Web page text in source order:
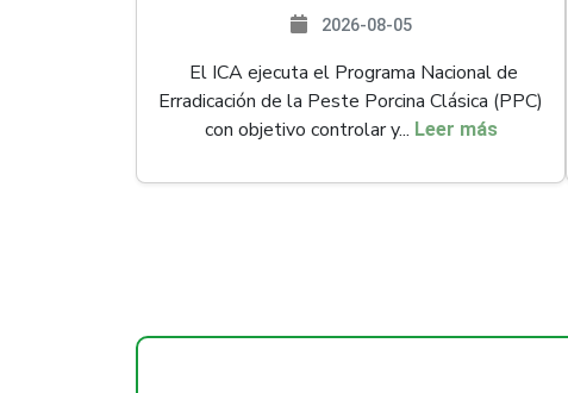
2026-08-05
El ICA ejecuta el Programa Nacional de
Erradicación de la Peste Porcina Clásica (PPC)
con objetivo controlar y... Leer más